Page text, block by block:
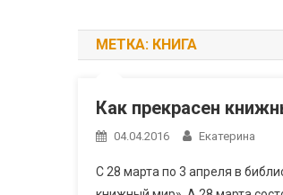
МЕТКА: КНИГА
Как прекрасен
04.04.2016 Екатерина
С 28 марта по 3 апреля в